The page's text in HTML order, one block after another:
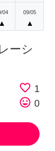
04
▲
09/05
▲
ーシ
favorite_border 1
tag_faces 0